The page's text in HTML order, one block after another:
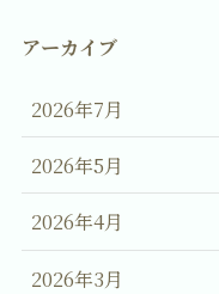
アーカイブ
2026年7月
2026年5月
2026年4月
2026年3月